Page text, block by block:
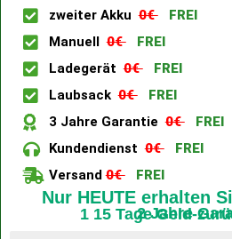
zweiter Akku0€
FREI
Manuell0€
FREI
Ladegerät0€
FREI
Laubsack0€
FREI
3 Jahre Garantie0€
FREI
Kundendienst0€
FREI
Versand0€ FREI
Nur HEUTE erhalten
1 15 Tage Geld-
2 Jahre